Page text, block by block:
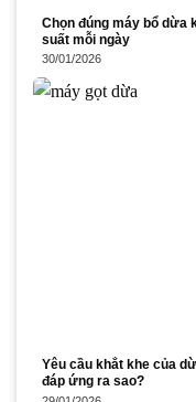
Chọn đúng máy bổ dừa
suất mỗi ngày
30/01/2026
Yêu cầu khắt khe của
đáp ứng ra sao?